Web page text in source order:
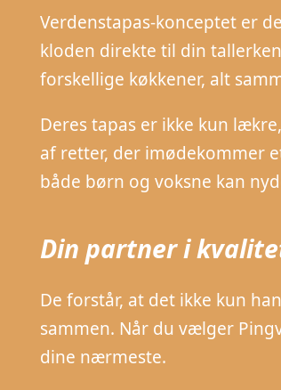
Verdenstapas-konceptet er
kloden direkte til din
forskellige køkkener, alt
Deres tapas er ikke kun
af retter, der imødekommer
både børn og voksne kan
Din partner i
De forstår, at det ikke kun
sammen. Når du vælger
dine nærmeste.